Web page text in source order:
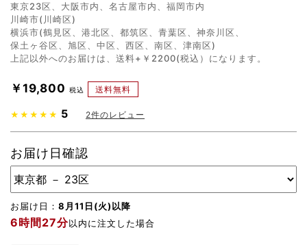
東京23区、大阪市内、名古屋市内、福岡市内
川崎市(川崎区)
横浜市(鶴見区、港北区、都筑区、青葉区、神奈川区、
保土ヶ谷区、旭区、中区、西区、南区、津南区)
上記以外へのお届けは、送料+￥2200(税込）になります。
￥19,800 税込 送料無料
★★★★★ 5 2件のレビュー
お届け日確認
お届け日： 8月11日(火)以降
6時間27分以内に注文した場合